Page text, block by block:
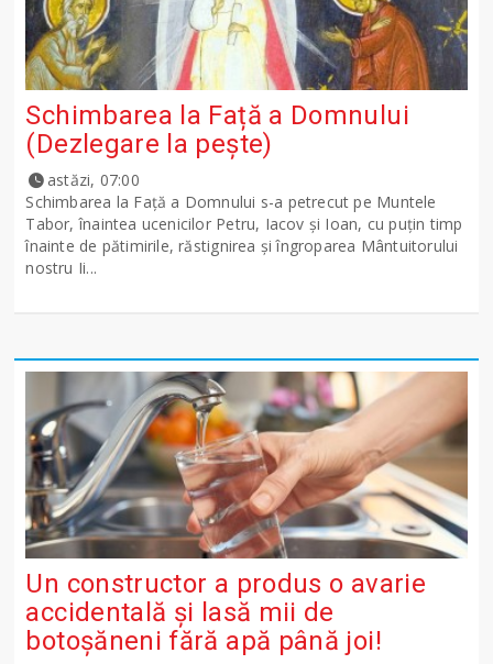
Schimbarea la Față a Domnului
(Dezlegare la peşte)
astăzi, 07:00
Schimbarea la Față a Domnului s-a petrecut pe Muntele
Tabor, înaintea ucenicilor Petru, Iacov și Ioan, cu puțin timp
înainte de pătimirile, răstignirea și îngroparea Mântuitorului
nostru Ii...
Un constructor a produs o avarie
accidentală și lasă mii de
botoșăneni fără apă până joi!